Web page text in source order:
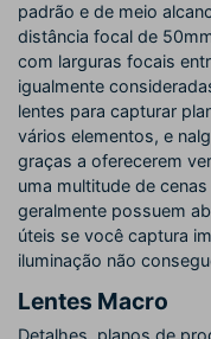
padrão e de meio
distância focal de
com larguras focais
igualmente
lentes para capturar
vários elementos, e
graças a oferecerem
uma multitude de
geralmente possuem
úteis se você captura
iluminação não
Lentes Macro